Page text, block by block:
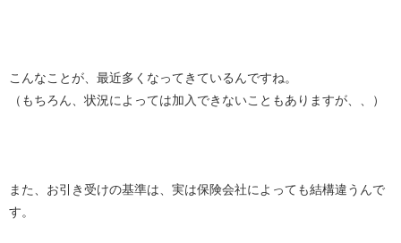
こんなことが、最近多くなってきているんですね。
（もちろん、状況によっては加入できないこともありますが、、）
また、お引き受けの基準は、実は保険会社によっても結構違うんで
す。